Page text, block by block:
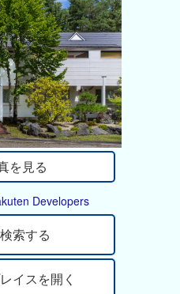
Developers
索する
イスを開く
を見る